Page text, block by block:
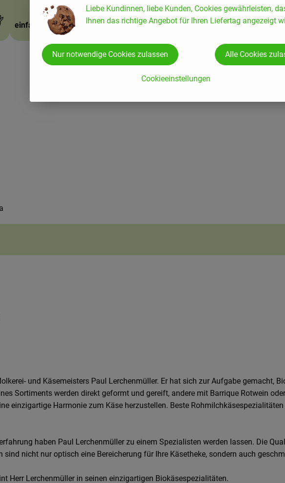
Schwierigkeit:
einfach 6Zutaten
Salat
einfach 6
und Käsemeisters Paul Lerchenmüller. Er hat sich zur Aufgabe gemacht,
Sortiments werden direkt geformt und gereift, andere mit Barrique Rotwein
einzigartige Harmonie zum Käse herzustellen. Beste
haben Paul Lerchenmüller zu einem Spezialisten werden lassen. Die
sind nicht nur optisch eine Bereicherung für Ihre Käsetheke, sondern auch
Herr Lerchenmüller in seinen einzigartigen Biokäsespezialitäten.
Liebe Kundinnen, liebe Kunden, Cookies gewährleisten,
Ihnen das richtige Angebot für Ihren Liefertag angezeigt
Cookieeinstellungen
Nur notwendige Cookies zulassen Alle Cookies